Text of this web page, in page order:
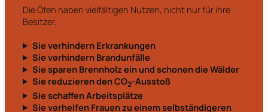
Die Öfen haben vielfältigen Nutzen, nicht nur für ihre
Besitzer.
Sie verhindern Erkrankungen
Sie verhindern Brandunfälle
Sie sparen Brennholz ein und schonen die Wälder
Sie reduzieren den CO2-Ausstoß
Sie schaffen Arbeitsplätze
Sie verhelfen Frauen zu einem selbständigeren